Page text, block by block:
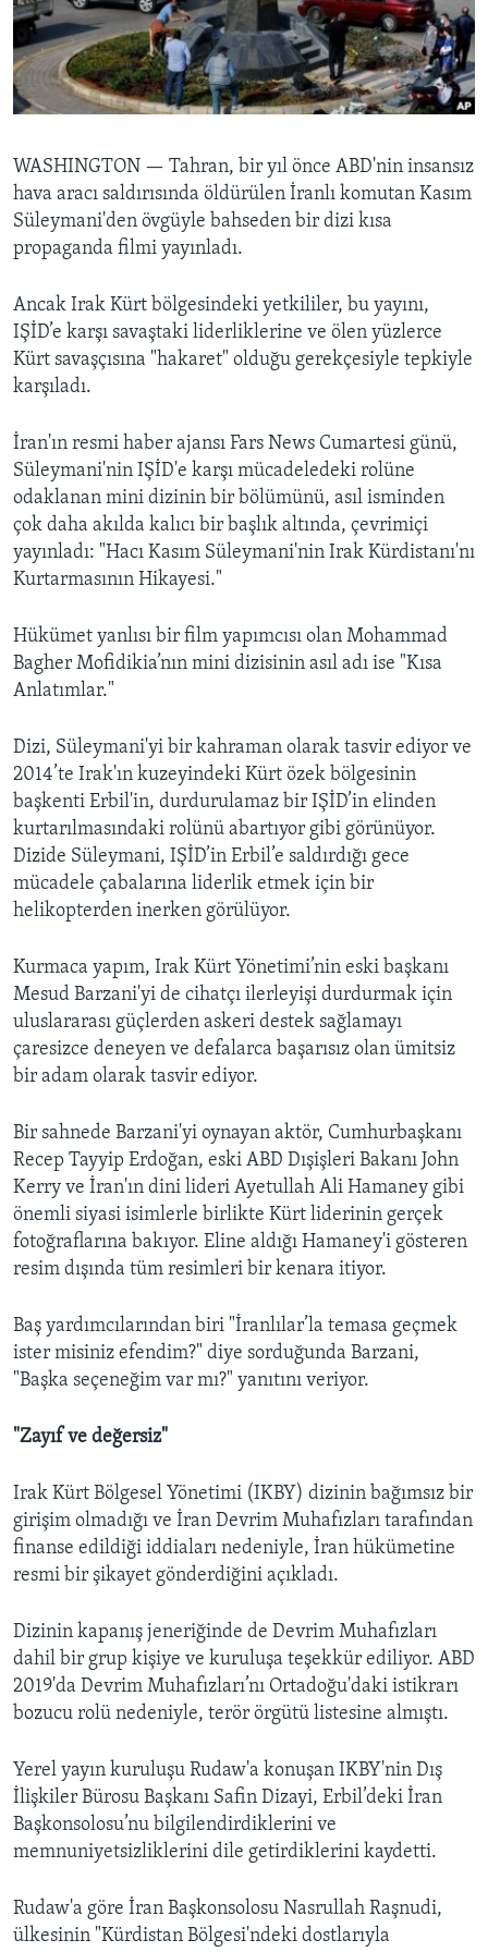
HAYATTAN
SANAT
BIZI TAKIP EDIN
Diller
WASHINGTON — Tahran, bir yıl önce ABD'nin insansız
hava aracı saldırısında öldürülen İranlı komutan Kasım
Süleymani'den övgüyle bahseden bir dizi kısa
propaganda filmi yayınladı.
Ancak Irak Kürt bölgesindeki yetkililer, bu yayını,
IŞİD’e karşı savaştaki liderliklerine ve ölen yüzlerce
Kürt savaşçısına "hakaret" olduğu gerekçesiyle tepkiyle
karşıladı.
İran'ın resmi haber ajansı Fars News Cumartesi günü,
Süleymani'nin IŞİD'e karşı mücadeledeki rolüne
odaklanan mini dizinin bir bölümünü, asıl isminden
çok daha akılda kalıcı bir başlık altında, çevrimiçi
yayınladı: "Hacı Kasım Süleymani'nin Irak Kürdistanı'nı
Kurtarmasının Hikayesi."
Hükümet yanlısı bir film yapımcısı olan Mohammad
Bagher Mofidikia’nın mini dizisinin asıl adı ise "Kısa
Anlatımlar."
Dizi, Süleymani'yi bir kahraman olarak tasvir ediyor ve
2014’te Irak'ın kuzeyindeki Kürt özek bölgesinin
başkenti Erbil'in, durdurulamaz bir IŞİD’in elinden
kurtarılmasındaki rolünü abartıyor gibi görünüyor.
Dizide Süleymani, IŞİD’in Erbil’e saldırdığı gece
mücadele çabalarına liderlik etmek için bir
helikopterden inerken görülüyor.
Kurmaca yapım, Irak Kürt Yönetimi’nin eski başkanı
Mesud Barzani'yi de cihatçı ilerleyişi durdurmak için
uluslararası güçlerden askeri destek sağlamayı
çaresizce deneyen ve defalarca başarısız olan ümitsiz
bir adam olarak tasvir ediyor.
Bir sahnede Barzani'yi oynayan aktör, Cumhurbaşkanı
Recep Tayyip Erdoğan, eski ABD Dışişleri Bakanı John
Kerry ve İran'ın dini lideri Ayetullah Ali Hamaney gibi
önemli siyasi isimlerle birlikte Kürt liderinin gerçek
fotoğraflarına bakıyor. Eline aldığı Hamaney'i gösteren
resim dışında tüm resimleri bir kenara itiyor.
Baş yardımcılarından biri "İranlılar’la temasa geçmek
ister misiniz efendim?" diye sorduğunda Barzani,
"Başka seçeneğim var mı?" yanıtını veriyor.
"Zayıf ve değersiz"
Irak Kürt Bölgesel Yönetimi (IKBY) dizinin bağımsız bir
girişim olmadığı ve İran Devrim Muhafızları tarafından
finanse edildiği iddiaları nedeniyle, İran hükümetine
resmi bir şikayet gönderdiğini açıkladı.
Dizinin kapanış jeneriğinde de Devrim Muhafızları
dahil bir grup kişiye ve kuruluşa teşekkür ediliyor. ABD
2019'da Devrim Muhafızları’nı Ortadoğu'daki istikrarı
bozucu rolü nedeniyle, terör örgütü listesine almıştı.
Yerel yayın kuruluşu Rudaw'a konuşan IKBY'nin Dış
İlişkiler Bürosu Başkanı Safin Dizayi, Erbil’deki İran
Başkonsolosu’nu bilgilendirdiklerini ve
memnuniyetsizliklerini dile getirdiklerini kaydetti.
Rudaw'a göre İran Başkonsolosu Nasrullah Raşnudi,
ülkesinin "Kürdistan Bölgesi'ndeki dostlarıyla